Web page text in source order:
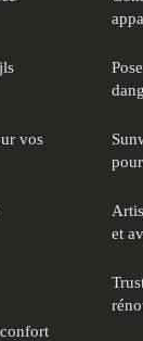
vos
et